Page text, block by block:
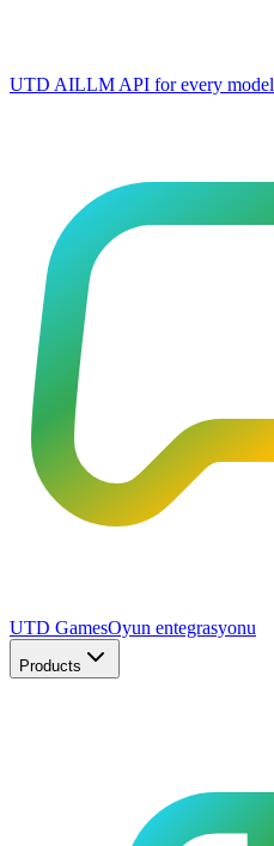
UTD AILLM API for every model
UTD GamesOyun entegrasyonu
Products